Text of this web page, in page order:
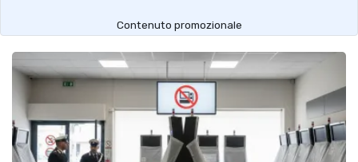
Contenuto promozionale